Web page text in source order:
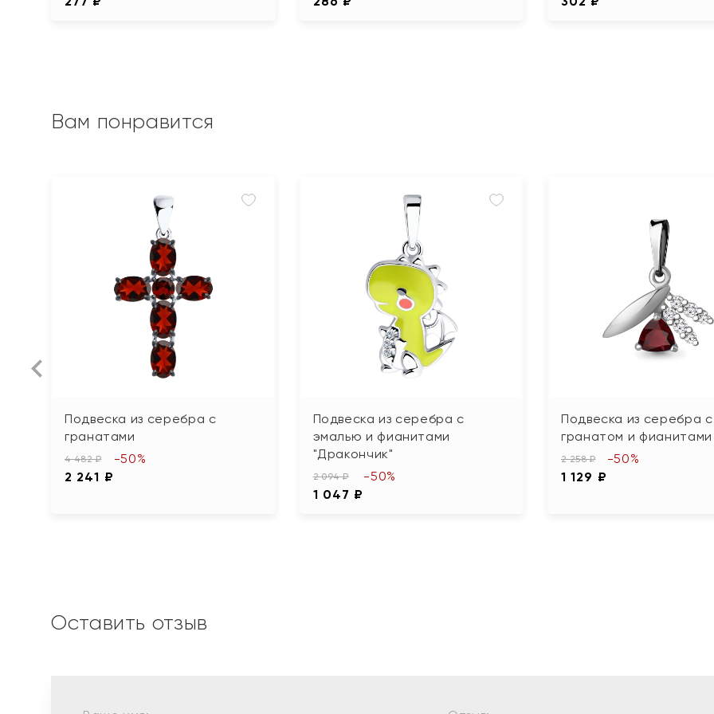
Вам понравится
Подвеска из серебра с
гранатами
4 482 ₽
2 241 ₽
-50%
Подвеска из серебра с
эмалью и фианитами
"Дракончик"
2 094 ₽
1 047 ₽
-50%
Подвеска из серебра с
гранатом и фианитами
2 258 ₽
1 129 ₽
-50%
Оставить отзыв